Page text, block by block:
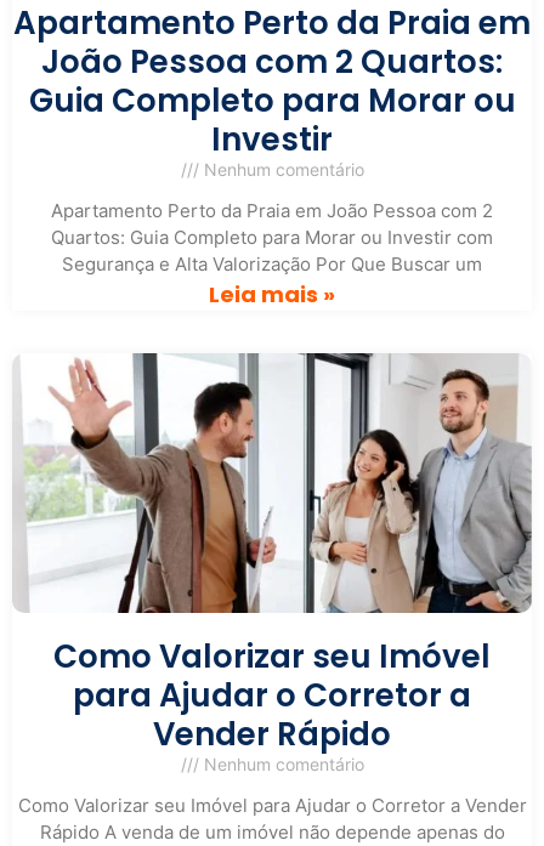
Apartamento Perto da Praia em
João Pessoa com 2 Quartos:
Guia Completo para Morar ou
Investir
Nenhum comentário
Apartamento Perto da Praia em João Pessoa com 2
Quartos: Guia Completo para Morar ou Investir com
Segurança e Alta Valorização Por Que Buscar um
Leia mais »
Como Valorizar seu Imóvel
para Ajudar o Corretor a
Vender Rápido
Nenhum comentário
Como Valorizar seu Imóvel para Ajudar o Corretor a Vender
Rápido A venda de um imóvel não depende apenas do